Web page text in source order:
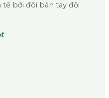
bởi đôi bàn tay đội